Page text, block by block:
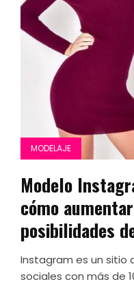
MODELAJE
Modelo
cómo
posibilidades
Instagram es un sitio
sociales con más de